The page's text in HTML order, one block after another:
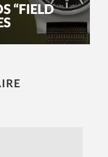
“FIELD